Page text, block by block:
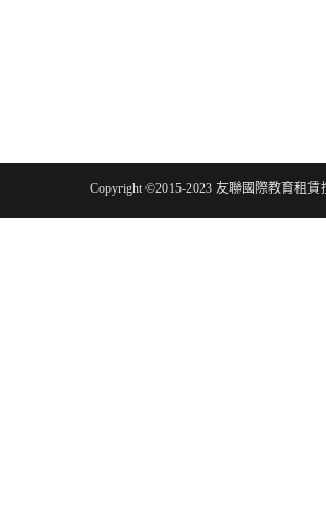
Copyright ©2015-2023 友聯國際教育租賃